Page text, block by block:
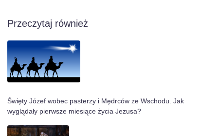
Przeczytaj również
Święty Józef wobec pasterzy i Mędrców ze Wschodu. Jak
wyglądały pierwsze miesiące życia Jezusa?